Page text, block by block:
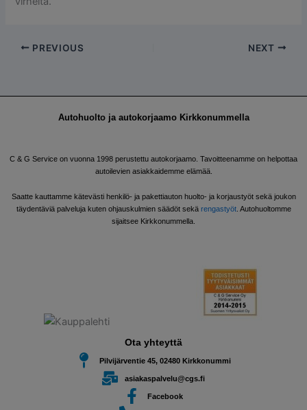
PREVIOUS NEXT
Autohuolto ja autokorjaamo Kirkkonummella
C & G Service on vuonna 1998 perustettu autokorjaamo. Tavoitteenamme on helpottaa
autoilevien asiakkaidemme elämää.
Saatte kauttamme kätevästi henkilö- ja pakettiauton huolto- ja korjaustyöt sekä joukon
täydentäviä palveluja kuten ohjauskulmien säädöt sekä rengastyöt. Autohuoltomme
sijaitsee Kirkkonummella.
Ota yhteyttä
Pilvijärventie 45, 02480 Kirkkonummi
asiakaspalvelu@cgs.fi
Facebook